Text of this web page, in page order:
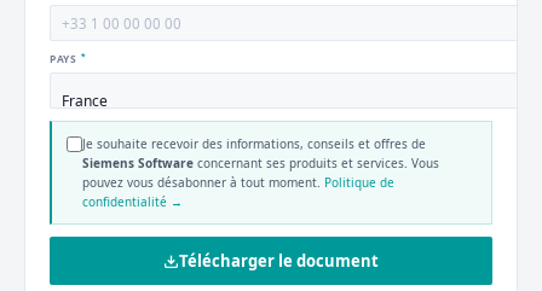
PAYS *
Je souhaite recevoir des informations, conseils et offres de
Siemens Software concernant ses produits et services. Vous
pouvez vous désabonner à tout moment. Politique de
confidentialité →
Télécharger le document